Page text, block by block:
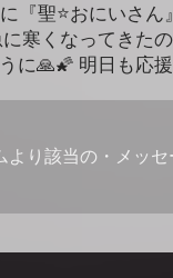
『聖⭐️おにいさ
寒くなってきた
に🙏🌠 明日も応
より該当の・メッ